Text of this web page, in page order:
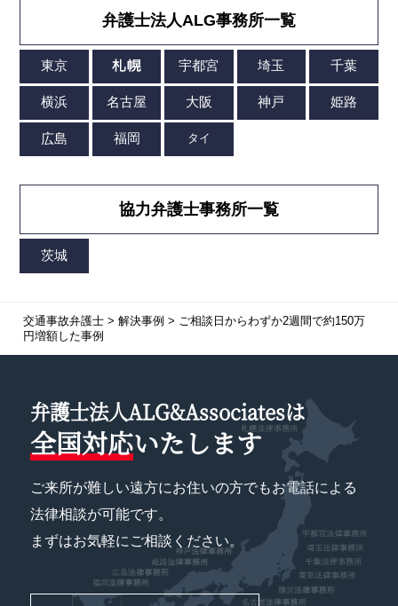
弁護士法人ALG事務所一覧
協力弁護士事務所一覧
交通事故弁護士> 解決事例 > ご相談日からわずか2週間で約150万
円増額した事例
弁護士法人ALG&Associatesは
全国対応いたします
ご来所が難しい遠方にお住いの方でもお電話による
法律相談が可能です。
まずはお気軽にご相談ください。